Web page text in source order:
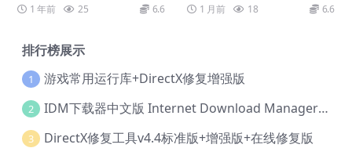
Havoc
1 年前 25 6.6 1 月前 18 6.6
排行榜展示
1 游戏常用运行库+DirectX修复增强版
2 IDM下载器中文版 Internet Download Manager v6.42.36 IDM
3 DirectX修复工具v4.4标准版+增强版+在线修复版